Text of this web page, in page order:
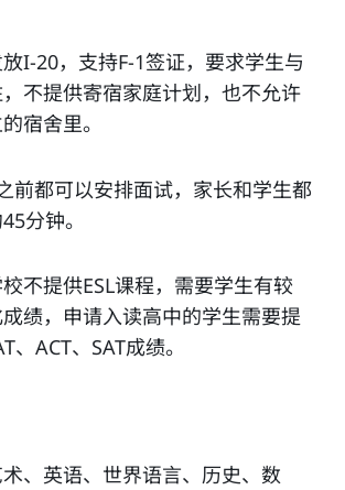
I-20，支持F-1签证，要求学生与
不提供寄宿家庭计划，也不允许
宿舍里。
前都可以安排面试，家长和学生都
分钟。
不提供ESL课程，需要学生有较
绩，申请入读高中的学生需要提
、ACT、SAT成绩。
、英语、世界语言、历史、数